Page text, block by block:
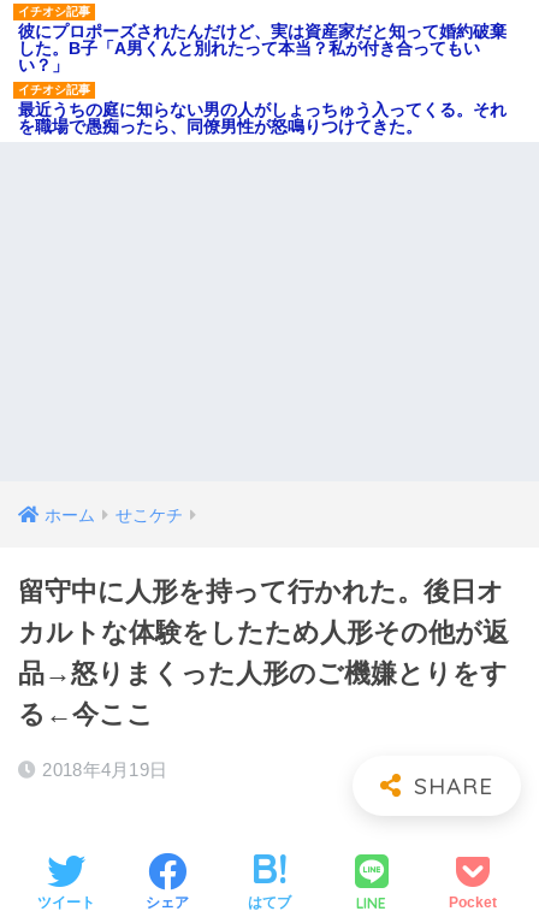
彼にプロポーズされたんだけど、実は資産家だと知って婚約破棄
した。B子「A男くんと別れたって本当？私が付き合ってもい
い？」
最近うちの庭に知らない男の人がしょっちゅう入ってくる。それ
を職場で愚痴ったら、同僚男性が怒鳴りつけてきた。
ホーム せこケチ
留守中に人形を持って行かれた。後日オ
カルトな体験をしたため人形その他が返
品→怒りまくった人形のご機嫌とりをす
る←今ここ
2018年4月19日
ツイート シェア はてブ LINE Pocket